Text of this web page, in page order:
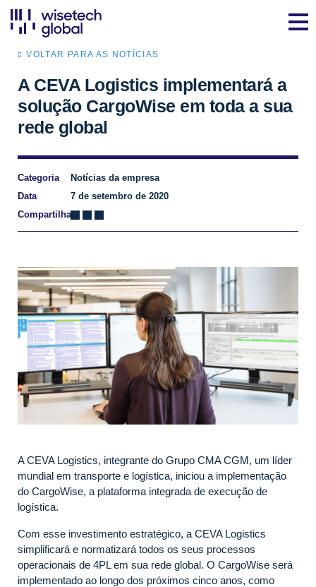
VOLTAR PARA AS NOTÍCIAS
A CEVA Logistics implementará a
solução CargoWise em toda a sua
rede global
Categoria
Notícias da empresa
Data
7 de setembro de 2020
Compartilhar
A CEVA Logistics, integrante do Grupo CMA CGM, um líder
mundial em transporte e logística, iniciou a implementação
do CargoWise, a plataforma integrada de execução de
logística.
Com esse investimento estratégico, a CEVA Logistics
simplificará e normatizará todos os seus processos
operacionais de 4PL em sua rede global. O CargoWise será
implementado ao longo dos próximos cinco anos, como